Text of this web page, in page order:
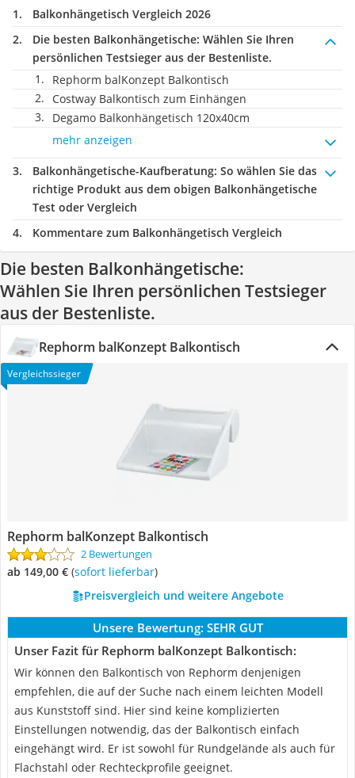
Balkonhängetisch Vergleich 2026
Die besten Balkonhängetische: Wählen Sie Ihren
persönlichen Testsieger aus der Bestenliste.
Rephorm balKonzept Balkontisch
Costway Balkontisch zum Einhängen
Degamo Balkonhängetisch 120x40cm
mehr anzeigen
Balkonhängetische-Kaufberatung: So wählen Sie das
richtige Produkt aus dem obigen Balkonhängetische
Test oder Vergleich
Kommentare zum Balkonhängetisch Vergleich
Die besten Balkonhängetische:
Wählen Sie Ihren persönlichen Testsieger
aus der Bestenliste.
Rephorm balKonzept Balkontisch
Vergleichssieger
Rephorm balKonzept Balkontisch
2 Bewertungen
ab 149,00 € ( Sofort lieferbar)
Preisvergleich und weitere Angebote
Unsere Bewertung: SEHR GUT
Unser Fazit für Rephorm balKonzept Balkontisch:
Wir können den Balkontisch von Rephorm denjenigen
empfehlen, die auf der Suche nach einem leichten Modell
aus Kunststoff sind. Hier sind keine komplizierten
Einstellungen notwendig, das der Balkontisch einfach
eingehängt wird. Er ist sowohl für Rundgelände als auch für
Flachstahl oder Rechteckprofile geeignet.